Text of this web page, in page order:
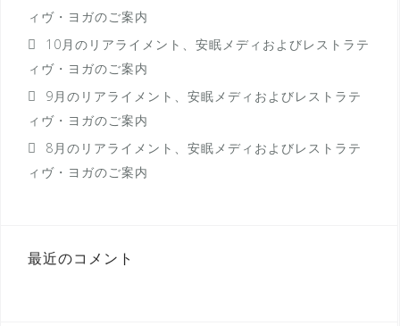
ィヴ・ヨガのご案内
10月のリアライメント、安眠メディおよびレストラテ
ィヴ・ヨガのご案内
9月のリアライメント、安眠メディおよびレストラテ
ィヴ・ヨガのご案内
8月のリアライメント、安眠メディおよびレストラテ
ィヴ・ヨガのご案内
最近のコメント